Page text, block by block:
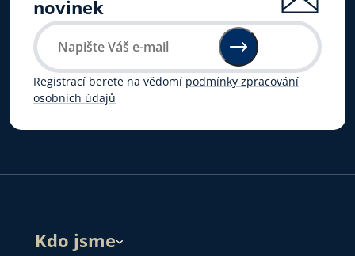
novinek
Registrací berete na vědomí podmínky zpracování
osobních údajů
Kdo jsme